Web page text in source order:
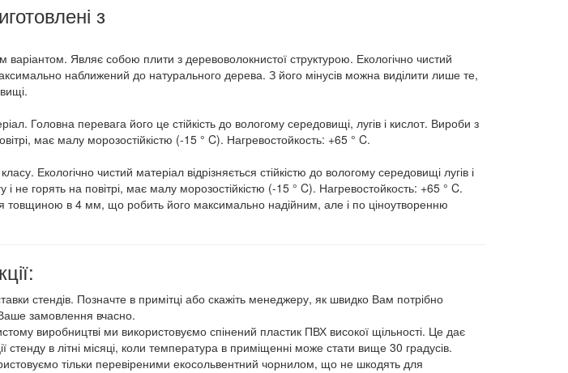
з
Являє собою плити з деревоволокнистої структурою. Екологічно чистий
наближений до натурального дерева. З його мінусів можна виділити лише те,
Головна перевага його це стійкість до вологому середовищі, лугів і кислот. Вироби з
має малу морозостійкістю (-15 ° C). Нагревостойкость: +65 ° C.
Екологічно чистий матеріал відрізняється стійкістю до вологому середовищі лугів і
не горять на повітрі, має малу морозостійкістю (-15 ° C). Нагревостойкость: +65 ° C.
товщиною в 4 мм, що робить його максимально надійним, але і по ціноутворенню
стендів. Позначте в примітці або скажіть менеджеру, як швидко Вам потрібно
замовлення вчасно.
виробництві ми використовуємо спінений пластик ПВХ високої щільності. Це дає
стенду в літні місяці, коли температура в приміщенні може стати вище 30 градусів.
тільки перевіреними екосольвентний чорнилом, що не шкодять для